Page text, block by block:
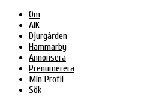
Om
AIK
Djurgården
Hammarby
Annonsera
Prenumerera
Min Profil
Sök